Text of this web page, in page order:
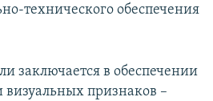
технического обеспечения
заключается в обеспечении
признаков –